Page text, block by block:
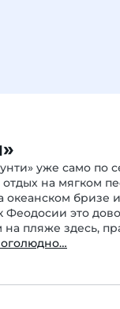
уже само по
на мягком
бризе
это
пляже здесь,